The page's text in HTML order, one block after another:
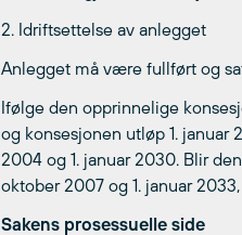
2. Idriftsettelse av anlegget
Anlegget må være fullført og
Ifølge den opprinnelige
og konsesjonen utløp 1. januar
2004 og 1. januar 2030. Blir
oktober 2007 og 1. januar
Sakens prosessuelle side